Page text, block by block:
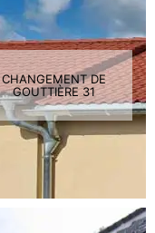
CHANGEMENT DE
GOUTTIÈRE 31